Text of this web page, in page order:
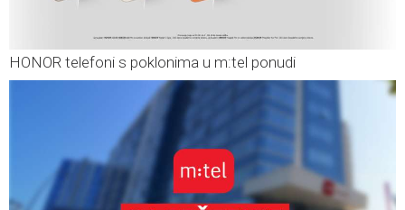
HONOR telefoni s poklonima u m:tel ponudi